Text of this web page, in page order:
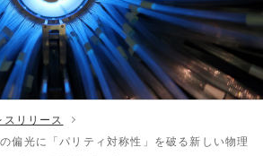
スリリース
偏光に「パリティ対称性」を破る新しい物理